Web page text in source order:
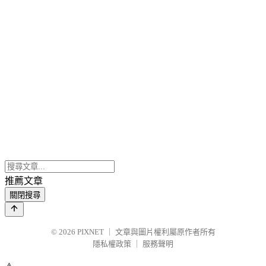
推薦文章
關閉搜尋
© 2026 PIXNET
文章與圖片權利屬原作者所有
隱私權政策
服務聲明